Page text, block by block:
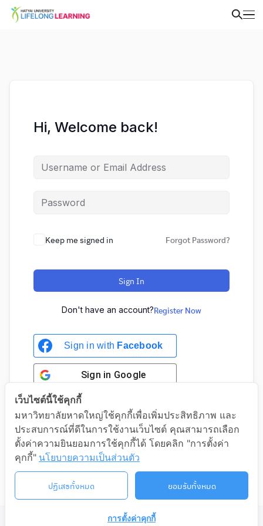
Hi, Welcome back!
Keep me signed in Forgot Password?
Sign In
Don't have an account?Register Now
Sign in with Facebook
Sign in Google
Sign in with Google
©2026 LIFELONG.HU.AC.TH. ALL RIGHTS RESERVED.
เว็บไซต์นี้ใช้คุกกี้
มหาวิทยาลัยหาดใหญ่ใช้คุกกี้เพื่อเพิ่มประสิทธิภาพ และ
ประสบการณ์ที่ดีในการใช้งานเว็บไซต์ คุณสามารถเลือก
ตั้งค่าความยินยอมการใช้คุกกี้ได้ โดยคลิก "การตั้งค่า
คุกกี้" นโยบายความเป็นส่วนตัว
ปฏิเสธทั้งหมด ยอมรับทั้งหมด
การตั้งค่าคุกกี้